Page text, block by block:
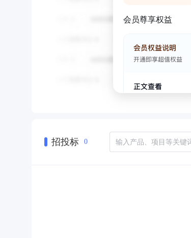
会员尊享权益
招投标 0